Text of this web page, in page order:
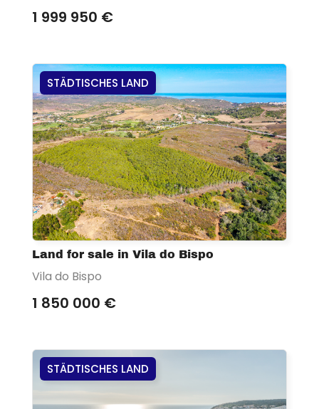
1 999 950 €
STÄDTISCHES LAND
Land for sale in Vila do Bispo
Vila do Bispo
1 850 000 €
STÄDTISCHES LAND